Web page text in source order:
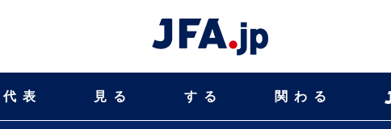
代表 見る する 関わる